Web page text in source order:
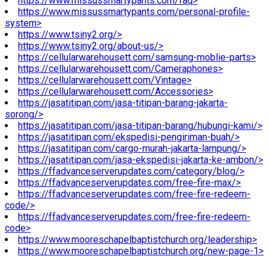
https://www.missussmartypants.com/personal-profile-
system>
https://www.tsiny2.org/>
https://www.tsiny2.org/about-us/>
https://cellularwarehousett.com/samsung-moblie-parts>
https://cellularwarehousett.com/Cameraphones>
https://cellularwarehousett.com/Vintage>
https://cellularwarehousett.com/Accessories>
https://jasatitipan.com/jasa-titipan-barang-jakarta-
sorong/>
https://jasatitipan.com/jasa-titipan-barang/hubungi-kami/>
https://jasatitipan.com/ekspedisi-pengiriman-buah/>
https://jasatitipan.com/cargo-murah-jakarta-lampung/>
https://jasatitipan.com/jasa-ekspedisi-jakarta-ke-ambon/>
https://ffadvanceserverupdates.com/category/blog/>
https://ffadvanceserverupdates.com/free-fire-max/>
https://ffadvanceserverupdates.com/free-fire-redeem-
code/>
https://ffadvanceserverupdates.com/free-fire-redeem-
code>
https://www.mooreschapelbaptistchurch.org/leadership>
https://www.mooreschapelbaptistchurch.org/new-page-1>